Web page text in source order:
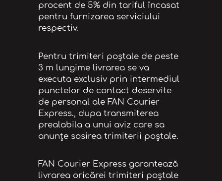
procent de 5% din tariful încasat
pentru furnizarea serviciului
respectiv.
Pentru trimiteri poștale de peste
3 m lungime livrarea se va
executa exclusiv prin intermediul
punctelor de contact deservite
de personal ale FAN Courier
Express., dupa transmiterea
prealabila a unui aviz care sa
anunțe sosirea trimiterii poștale.
FAN Courier Express garantează
livrarea oricărei trimiteri poștale